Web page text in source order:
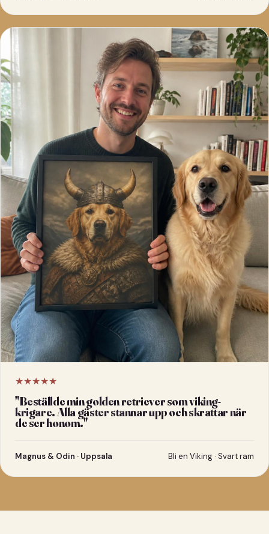
★★★★★
"Beställde min golden retriever som viking-
krigare. Alla gäster stannar upp och skrattar när
de ser honom."
Magnus & Odin · Uppsala Bli en Viking · Svart ram